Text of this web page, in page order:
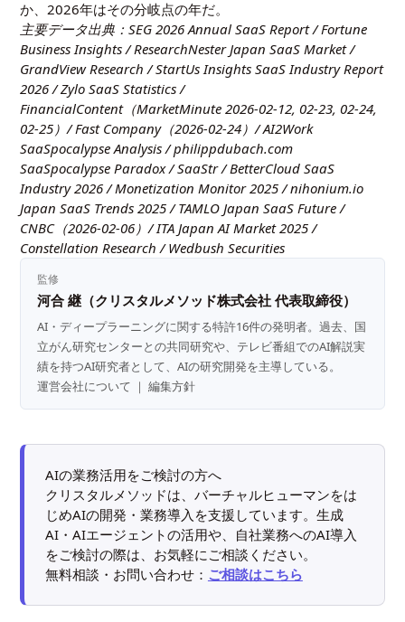
か、2026年はその分岐点の年だ。
主要データ出典：SEG 2026 Annual SaaS Report / Fortune
Business Insights / ResearchNester Japan SaaS Market /
GrandView Research / StartUs Insights SaaS Industry Report
2026 / Zylo SaaS Statistics /
FinancialContent（MarketMinute 2026-02-12, 02-23, 02-24,
02-25）/ Fast Company（2026-02-24）/ AI2Work
SaaSpocalypse Analysis / philippdubach.com
SaaSpocalypse Paradox / SaaStr / BetterCloud SaaS
Industry 2026 / Monetization Monitor 2025 / nihonium.io
Japan SaaS Trends 2025 / TAMLO Japan SaaS Future /
CNBC（2026-02-06）/ ITA Japan AI Market 2025 /
Constellation Research / Wedbush Securities
監修
河合 継（クリスタルメソッド株式会社 代表取締役）
AI・ディープラーニングに関する特許16件の発明者。過去、国
立がん研究センターとの共同研究や、テレビ番組でのAI解説実
績を持つAI研究者として、AIの研究開発を主導している。
運営会社について ｜編集方針
AIの業務活用をご検討の方へ
クリスタルメソッドは、バーチャルヒューマンをは
じめAIの開発・業務導入を支援しています。生成
AI・AIエージェントの活用や、自社業務へのAI導入
をご検討の際は、お気軽にご相談ください。
無料相談・お問い合わせ： ご相談はこちら